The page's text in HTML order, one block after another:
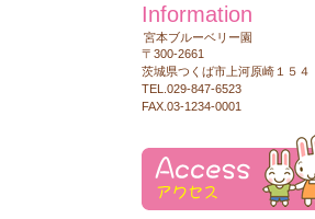
Information
宮本ブルーベリー園
〒300-2661
茨城県つくば市上河原崎１５４
TEL.029-847-6523
FAX.03-1234-0001